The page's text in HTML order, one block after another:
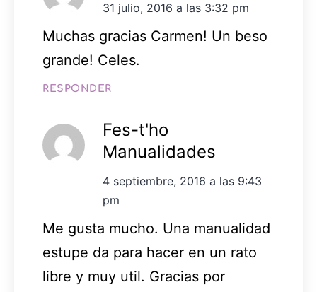
31 julio, 2016 a las 3:32 pm
Muchas gracias Carmen! Un beso
grande! Celes.
RESPONDER
Fes-t'ho
Manualidades
4 septiembre, 2016 a las 9:43
pm
Me gusta mucho. Una manualidad
estupe da para hacer en un rato
libre y muy util. Gracias por